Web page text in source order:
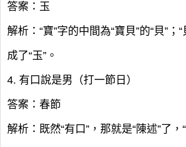
答案：玉
解析：“寶”字的中間為“寶貝”的“貝”；
成了“玉”。
4. 有口說是男（打一節日）
答案：春節
解析：既然“有口”，那就是“陳述”了，